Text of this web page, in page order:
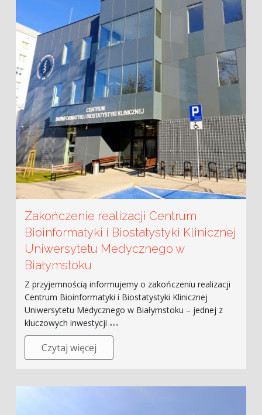
Zakończenie realizacji Centrum
Bioinformatyki i Biostatystyki Klinicznej
Uniwersytetu Medycznego w
Białymstoku
Z przyjemnością informujemy o zakończeniu realizacji
Centrum Bioinformatyki i Biostatystyki Klinicznej
Uniwersytetu Medycznego w Białymstoku – jednej z
kluczowych inwestycji
Czytaj więcej